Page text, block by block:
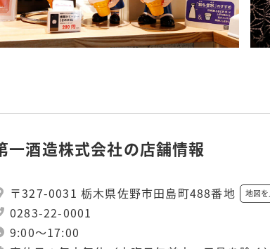
一酒造株式会社の店舗情報
〒327-0031 栃木県佐野市田島町488番地 地図
0283-22-0001
9:00～17:00